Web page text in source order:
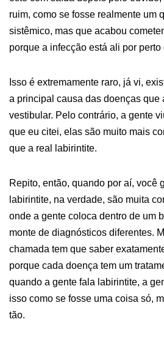
ruim, como se fosse realmente um
sistêmico, mas que acabou
porque a infecção está ali por perto
Isso é extremamente raro, já vi,
a principal causa das doenças que
vestibular. Pelo contrário, a gente
que eu citei, elas são muito mais
que a real labirintite.
Repito, então, quando por aí, você
labirintite, na verdade, são muita
onde a gente coloca dentro de um
monte de diagnósticos diferentes.
chamada tem que saber
porque cada doença tem um
quando a gente fala labirintite, a
isso como se fosse uma coisa só,
tão.